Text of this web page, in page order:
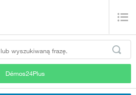
Démos24Plus